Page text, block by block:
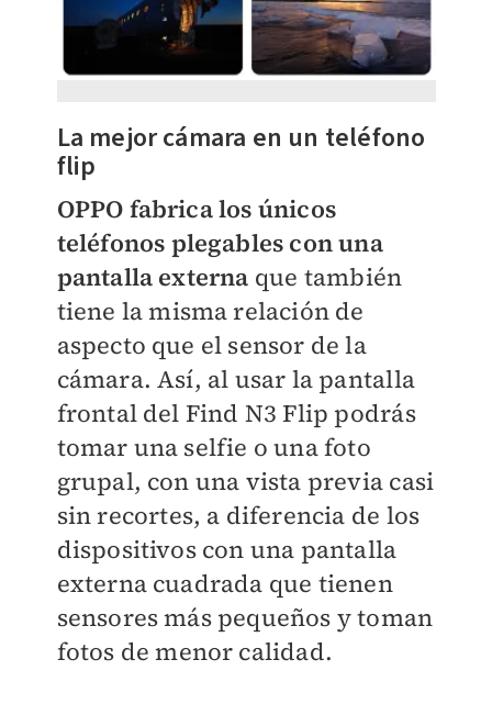
La mejor cámara en un teléfono
flip
OPPO fabrica los únicos
teléfonos plegables con una
pantalla externa que también
tiene la misma relación de
aspecto que el sensor de la
cámara. Así, al usar la pantalla
frontal del Find N3 Flip podrás
tomar una selfie o una foto
grupal, con una vista previa casi
sin recortes, a diferencia de los
dispositivos con una pantalla
externa cuadrada que tienen
sensores más pequeños y toman
fotos de menor calidad.